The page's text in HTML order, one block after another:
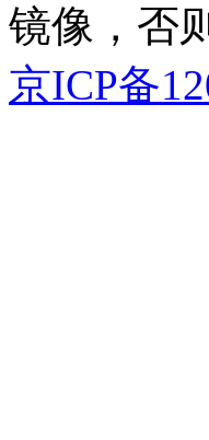
镜像，否
京ICP备